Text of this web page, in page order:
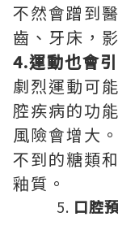
不然會蹭到
齒、牙床，
4.運動也會
劇烈運動可
腔疾病的功
風險會增大
不到的糖類
釉質。
口腔